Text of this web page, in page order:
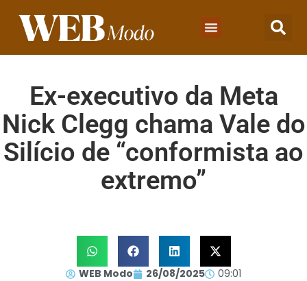
Ex-executivo da Meta
Nick Clegg chama Vale do
Silício de “conformista ao
extremo”
WEB Modo 26/08/2025 09:01